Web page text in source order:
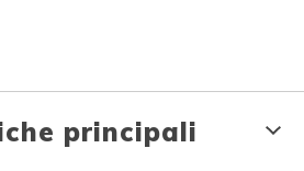
principali